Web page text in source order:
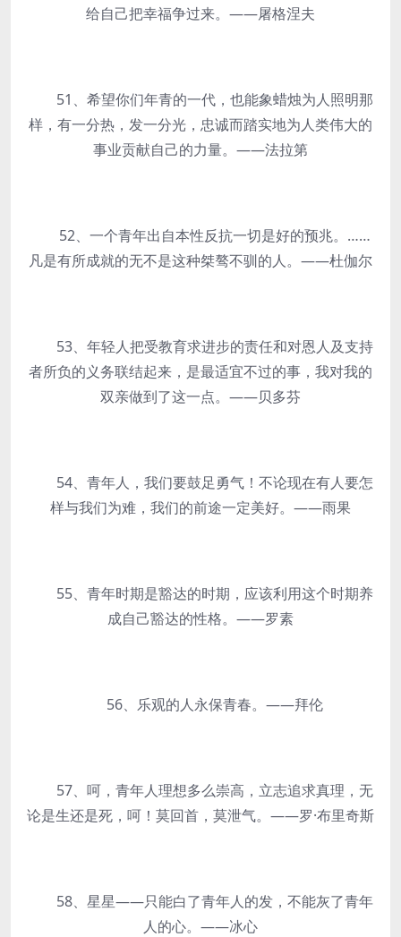
给自己把幸福争过来。——屠格涅夫
51、希望你们年青的一代，也能象蜡烛为人照明那
样，有一分热，发一分光，忠诚而踏实地为人类伟大的
事业贡献自己的力量。——法拉第
52、一个青年出自本性反抗一切是好的预兆。……
凡是有所成就的无不是这种桀骜不驯的人。——杜伽尔
53、年轻人把受教育求进步的责任和对恩人及支持
者所负的义务联结起来，是最适宜不过的事，我对我的
双亲做到了这一点。——贝多芬
54、青年人，我们要鼓足勇气！不论现在有人要怎
样与我们为难，我们的前途一定美好。——雨果
55、青年时期是豁达的时期，应该利用这个时期养
成自己豁达的性格。——罗素
56、乐观的人永保青春。——拜伦
57、呵，青年人理想多么崇高，立志追求真理，无
论是生还是死，呵！莫回首，莫泄气。——罗·布里奇斯
58、星星——只能白了青年人的发，不能灰了青年
人的心。——冰心